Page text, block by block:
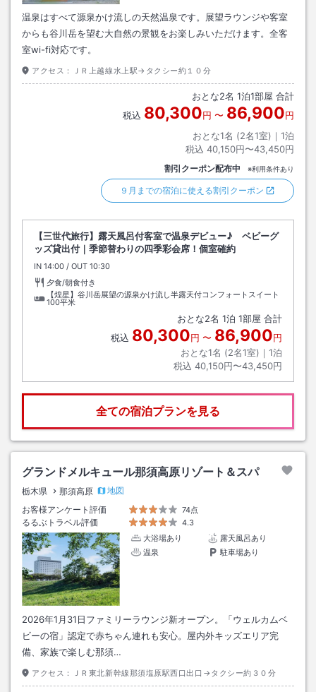
温泉はすべて源泉かけ流しの天然温泉です。展望ラウンジや客室
からも谷川岳を望む大自然の景観をお楽しみいただけます。全客
室wi-fi対応です。
アクセス： ＪＲ上越線水上駅→タクシー約１０分
おとな2名 1泊1部屋 合計
税込 80,300円 〜 86,900円
おとな1名 (2名1室)｜ 1泊
税込 40,150円〜43,450円
割引クーポン配布中 ※利用条件あり
９月までの宿泊に使える割引クーポン
【三世代旅行】露天風呂付客室で温泉デビュー♪ ベビーグ
ッズ貸出付｜季節替わりの四季彩会席！個室確約
IN チェックイン
14:00 / OUT チェックアウト
10:30
夕食/朝食付き
【煌星】谷川岳展望の源泉かけ流し半露天付コンフォートスイート
100平米
おとな2名 1泊 1部屋 合計
税込 80,300円 〜 86,900円
おとな1名 (2名1室)｜ 1泊
税込 40,150円〜43,450円
全ての宿泊プランを見る
グランドメルキュール那須高原リゾート＆スパ
栃木県 那須高原
地図
お客様アンケート評価
74点
るるぶトラベル評価
4.3
大浴場あり
露天風呂あり
温泉
駐車場あり
2026年1月31日ファミリーラウンジ新オープン。「ウェルカムベ
ビーの宿」認定で赤ちゃん連れも安心。屋内外キッズエリア完
備、家族で楽しむ那須…
アクセス： ＪＲ東北新幹線那須塩原駅西口出口→タクシー約３０分